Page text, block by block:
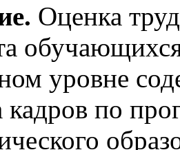
Оценка
уровне
кадров по